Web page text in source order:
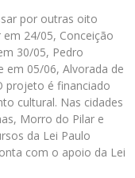
por outras oito
24/05, Conceição
30/05, Pedro
em 05/06, Alvorada de
projeto é financiado
cultural. Nas cidades
Morro do Pilar e
da Lei Paulo
com o apoio da Lei